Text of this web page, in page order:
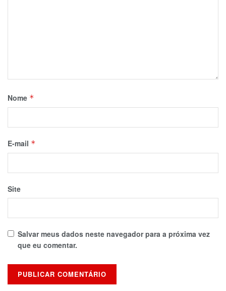
Nome *
E-mail *
Site
Salvar meus dados neste navegador para a próxima vez
que eu comentar.